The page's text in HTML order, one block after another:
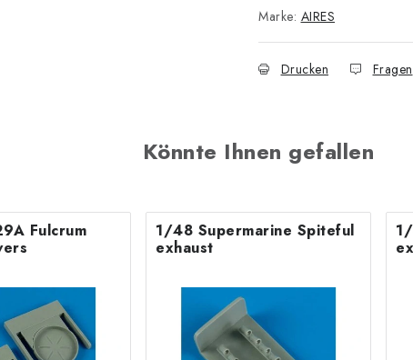
Marke: AIRES
Drucken Fragen
Könnte Ihnen gefallen
Fulcrum
1/48 Supermarine Spiteful
exhaust